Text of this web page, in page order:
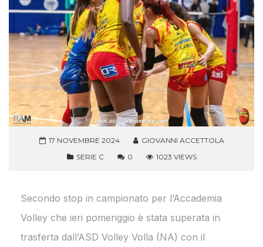
17 NOVEMBRE 2024
GIOVANNI ACCETTOLA
SERIE C
0 1023 VIEWS
Secondo stop in campionato per l’Accademia
Volley che ieri pomeriggio è stata superata in
trasferta dall’ASD Volley Volla (NA) con il